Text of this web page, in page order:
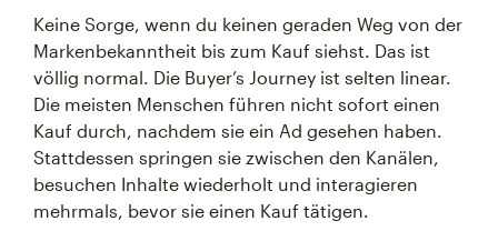
Keine Sorge, wenn du keinen geraden Weg von der
Markenbekanntheit bis zum Kauf siehst. Das ist
völlig normal. Die Buyer’s Journey ist selten linear.
Die meisten Menschen führen nicht sofort einen
Kauf durch, nachdem sie ein Ad gesehen haben.
Stattdessen springen sie zwischen den Kanälen,
besuchen Inhalte wiederholt und interagieren
mehrmals, bevor sie einen Kauf tätigen.